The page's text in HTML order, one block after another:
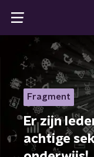
Fragment
Er zijn
achtige